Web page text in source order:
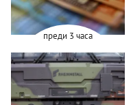
преди 3 часа